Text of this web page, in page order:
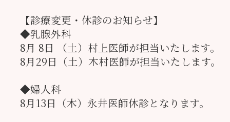
【診療変更・休診のお知らせ】
◆乳腺外科
8月 8日 （土）村上医師が担当いたします。
8月29日（土）木村医師が担当いたします。
◆婦人科
8月13日（木）永井医師休診となります。